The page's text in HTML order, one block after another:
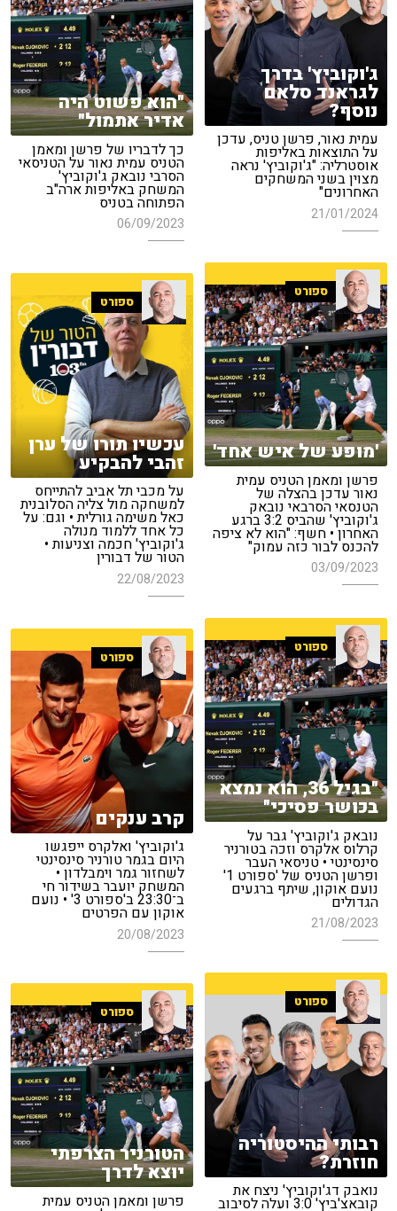
ג'וקוביץ' בדרך
לגראנד סלאם
נוסף?
עמית נאור, פרשן טניס, עדכן
על התוצאות באליפות
אוסטרליה: "ג'וקוביץ' נראה
מצוין בשני המשחקים
האחרונים"
21/01/2024
"הוא פשוט היה
אדיר אתמול"
כך לדבריו של פרשן ומאמן
הטניס עמית נאור על הטניסאי
הסרבי נובאק ג'וקוביץ'
המשחק באליפות ארה"ב
הפתוחה בטניס
06/09/2023
ספורט
'מופע של איש אחד'
פרשן ומאמן הטניס עמית
נאור עדכן בהצלה של
הטנסאי הסרבאי נובאק
ג'וקוביץ' שהביס 3:2 ברגע
האחרון • חשף: "הוא לא ציפה
להכנס לבור כזה עמוק"
03/09/2023
ספורט
עכשיו תורו של ערן
זהבי להבקיע
על מכבי תל אביב להתייחס
למשחקה מול צליה הסלובנית
כאל משימה גורלית • וגם: על
כל אחד ללמוד מנולה
ג'וקוביץ' חכמה וצניעות •
הטור של דבורין
22/08/2023
ספורט
"בגיל 36, הוא נמצא
בכושר פסיכי"
נובאק ג'וקוביץ' גבר על
קרלוס אלקרס וזכה בטורניר
סינסינטי • טניסאי העבר
ופרשן הטניס של 'ספורט 1'
נועם אוקון, שיתף ברגעים
הגדולים
21/08/2023
ספורט
קרב ענקים
ג'וקוביץ' ואלקרס ייפגשו
היום בגמר טורניר סינסינטי
לשחזור גמר וימבלדון •
המשחק יועבר בשידור חי
ב־23:30 ב'ספורט 3' • נועם
אוקון עם הפרטים
20/08/2023
ספורט
רבותי ההיסטוריה
חוזרת?
נואבק דג'וקוביץ' ניצח את
קובאצ'ביץ' 3:0 ועלה לסיבוב
ספורט
הטורניר הצרפתי
יוצא לדרך
פרשן ומאמן הטניס עמית